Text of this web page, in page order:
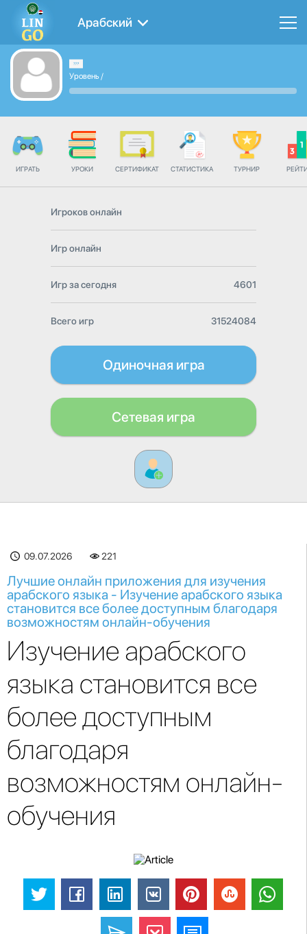
Арабский
Уровень /
ИГРАТЬ УРОКИ СЕРТИФИКАТ СТАТИСТИКА ТУРНИР
Игроков онлайн
Игр онлайн
Игр за сегодня 4601
Всего игр 31524084
Одиночная игра
Сетевая игра
09.07.2026 221
Лучшие онлайн приложения для изучения
арабского языка - Изучение арабского языка
становится все более доступным благодаря
возможностям онлайн-обучения
Изучение арабского
языка становится все
более доступным
благодаря
возможностям онлайн-
обучения